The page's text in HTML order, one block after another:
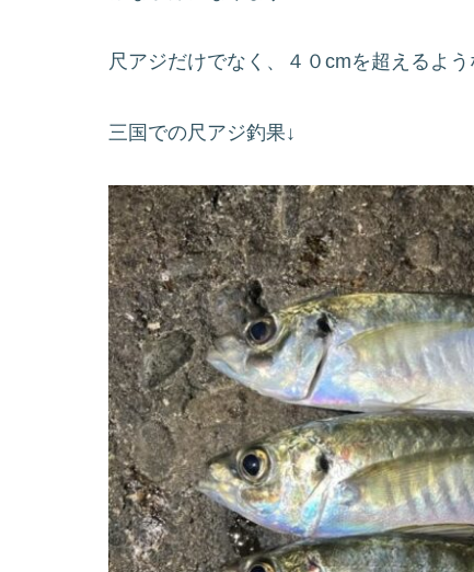
尺アジだけでなく、４０cmを超えるよ
三国での尺アジ釣果↓